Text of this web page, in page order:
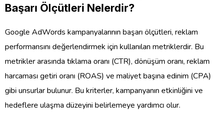
Başarı Ölçütleri Nelerdir?
Google AdWords kampanyalarının başarı ölçütleri, reklam
performansını değerlendirmek için kullanılan metriklerdir. Bu
metrikler arasında tıklama oranı (CTR), dönüşüm oranı, reklam
harcaması getiri oranı (ROAS) ve maliyet başına edinim (CPA)
gibi unsurlar bulunur. Bu kriterler, kampanyanın etkinliğini ve
hedeflere ulaşma düzeyini belirlemeye yardımcı olur.